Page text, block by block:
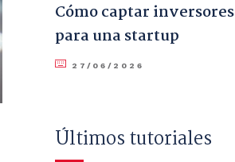
Cómo captar inversores
para una startup
27/06/2026
Últimos tutoriales